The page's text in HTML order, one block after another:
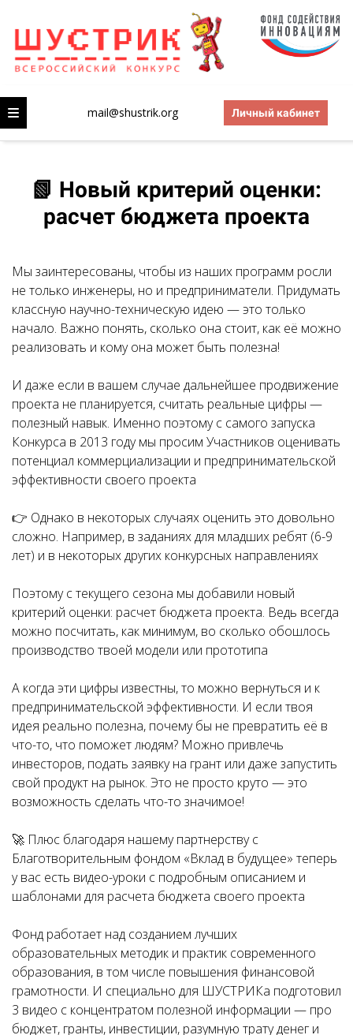
mail@shustrik.org Личный кабинет
📗 Новый критерий оценки:
расчет бюджета проекта
Мы заинтересованы, чтобы из наших программ росли
не только инженеры, но и предприниматели. Придумать
классную научно-техническую идею — это только
начало. Важно понять, сколько она стоит, как её можно
реализовать и кому она может быть полезна!
И даже если в вашем случае дальнейшее продвижение
проекта не планируется, считать реальные цифры —
полезный навык. Именно поэтому с самого запуска
Конкурса в 2013 году мы просим Участников оценивать
потенциал коммерциализации и предпринимательской
эффективности своего проекта
👉 Однако в некоторых случаях оценить это довольно
сложно. Например, в заданиях для младших ребят (6-9
лет) и в некоторых других конкурсных направлениях
Поэтому с текущего сезона мы добавили новый
критерий оценки: расчет бюджета проекта. Ведь всегда
можно посчитать, как минимум, во сколько обошлось
производство твоей модели или прототипа
А когда эти цифры известны, то можно вернуться и к
предпринимательской эффективности. И если твоя
идея реально полезна, почему бы не превратить её в
что-то, что поможет людям? Можно привлечь
инвесторов, подать заявку на грант или даже запустить
свой продукт на рынок. Это не просто круто — это
возможность сделать что-то значимое!
🚀 Плюс благодаря нашему партнерству с
Благотворительным фондом «Вклад в будущее» теперь
у вас есть видео-уроки с подробным описанием и
шаблонами для расчета бюджета своего проекта
Фонд работает над созданием лучших
образовательных методик и практик современного
образования, в том числе повышения финансовой
грамотности. И специально для ШУСТРИКа подготовил
3 видео с концентратом полезной информации — про
бюджет, гранты, инвестиции, разумную трату денег и